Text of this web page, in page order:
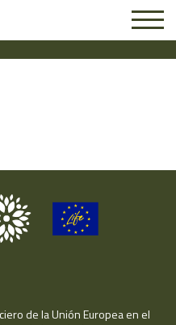
de la Unión Europea en el